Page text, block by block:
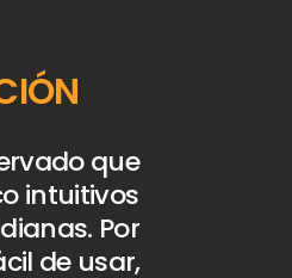
que
intuitivos
Por
de usar,